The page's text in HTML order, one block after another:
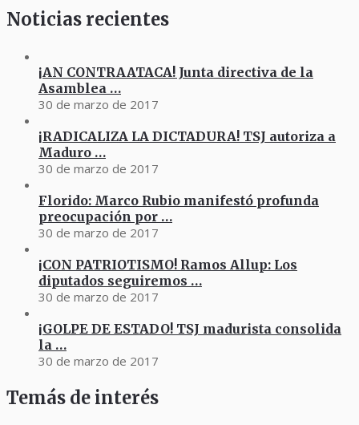
Noticias recientes
¡AN CONTRAATACA! Junta directiva de la
Asamblea …
30 de marzo de 2017
¡RADICALIZA LA DICTADURA! TSJ autoriza a
Maduro …
30 de marzo de 2017
Florido: Marco Rubio manifestó profunda
preocupación por …
30 de marzo de 2017
¡CON PATRIOTISMO! Ramos Allup: Los
diputados seguiremos …
30 de marzo de 2017
¡GOLPE DE ESTADO! TSJ madurista consolida
la …
30 de marzo de 2017
Temás de interés